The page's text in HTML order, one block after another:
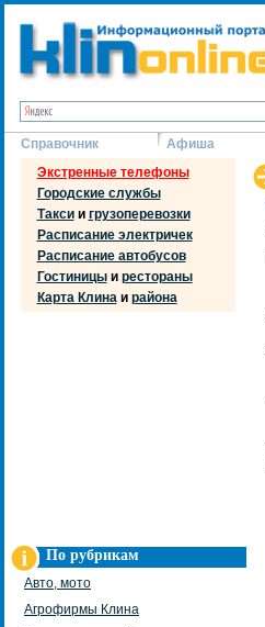
Справочник Афиша
Экстренные телефоны
Городские службы
Таксии грузоперевозки
Расписание электричек
Расписание автобусов
Гостиницыи рестораны
Карта Клинаи района
По рубрикам
Авто, мото
Агрофирмы Клина